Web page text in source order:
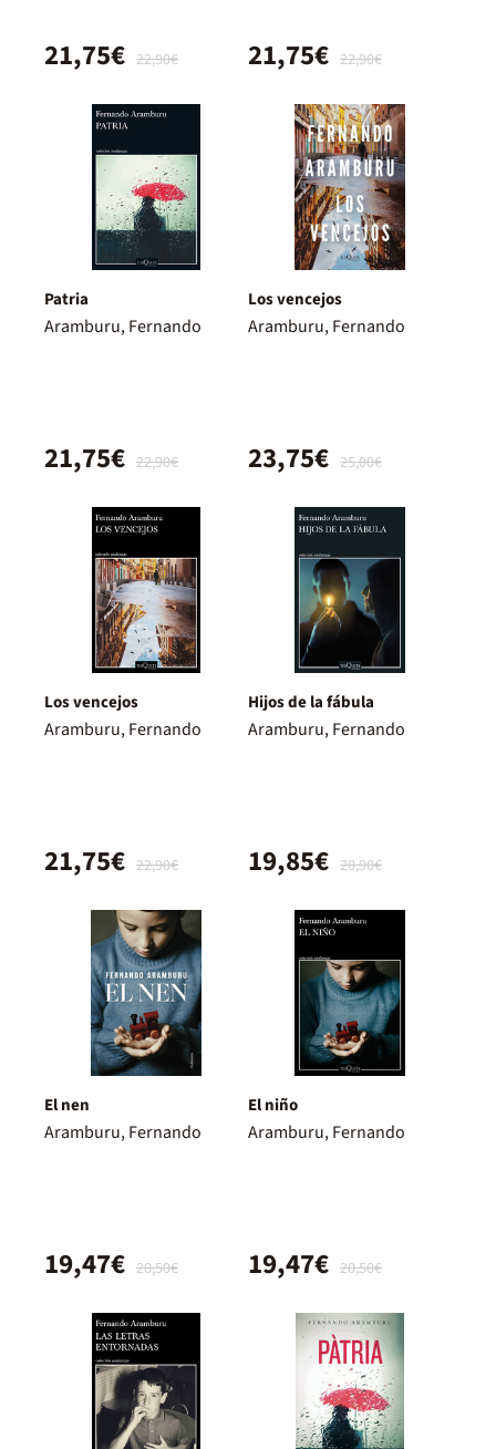
22,90€
21,75€ 22,90€
21,75€
Patria
Aramburu, Fernando
22,90€
21,75€
Los vencejos
Aramburu, Fernando
25,00€
23,75€
Los vencejos
Aramburu, Fernando
22,90€
21,75€
Hijos de la fábula
Aramburu, Fernando
20,90€
19,85€
El nen
Aramburu, Fernando
20,50€
19,47€
El niño
Aramburu, Fernando
20,50€
19,47€